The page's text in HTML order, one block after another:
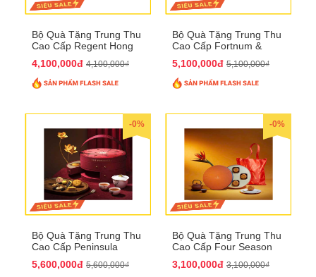
Bộ Quà Tặng Trung Thu
Cao Cấp Regent Hong
4,100,000đ 4,100,000₫
Bộ Quà Tặng Trung Thu
Cao Cấp Fortnum &
5,100,000đ 5,100,000₫
-0%
Bộ Quà Tặng Trung Thu
Cao Cấp Peninsula
5,600,000đ 5,600,000₫
-0%
Bộ Quà Tặng Trung Thu
Cao Cấp Four Season
3,100,000đ 3,100,000₫